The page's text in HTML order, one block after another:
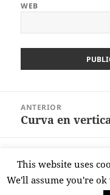
WEB
entradas
ANTERIOR
Entrada
Curva en
Entrada
siguiente:
No pinta bien
This website uses
We'll assume you're